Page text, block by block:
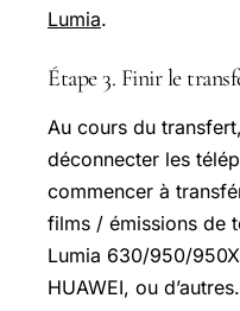
Lumia.
Étape 3. Finir le
Au cours du
déconnecter les
commencer à
films / émissions de
Lumia 630/950/
HUAWEI, ou d’autres.